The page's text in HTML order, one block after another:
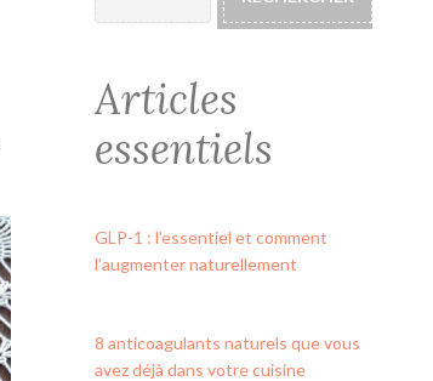
Articles
essentiels
GLP-1 : l’essentiel et comment
l’augmenter naturellement
8 anticoagulants naturels que vous
avez déjà dans votre cuisine